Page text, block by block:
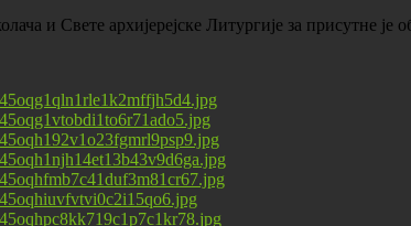
и Свете архијерејске Литургије за присутне је